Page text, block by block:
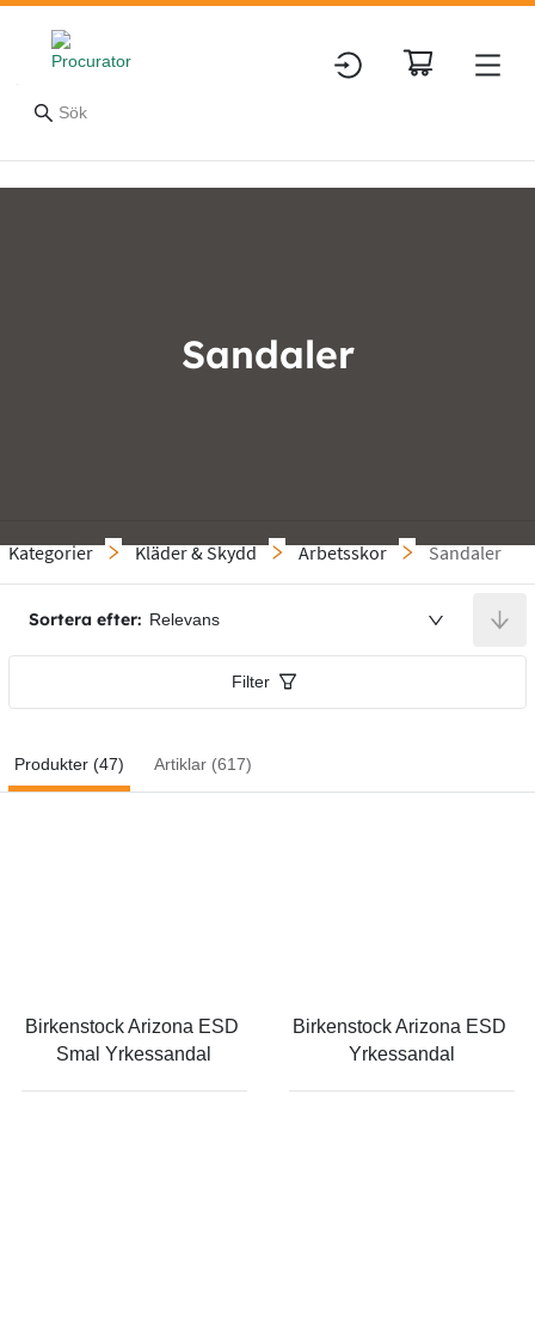
Sandaler
Kategorier Kläder & Skydd Arbetsskor Sandaler
Sortera efter: Relevans
Filter
Produkter (47) Artiklar (617)
Birkenstock Arizona ESD
Smal Yrkessandal
Birkenstock Arizona ESD
Yrkessandal